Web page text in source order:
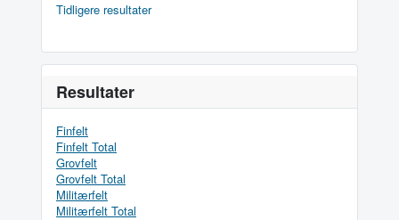
Tidligere resultater
Resultater
Finfelt
Finfelt Total
Grovfelt
Grovfelt Total
Militærfelt
Militærfelt Total